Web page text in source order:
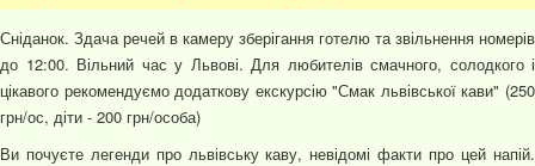
Сніданок. Здача речей в камеру зберігання готелю та звільнення номерів
до 12:00. Вільний час у Львові. Для любителів смачного, солодкого і
цікавого рекомендуємо додаткову екскурсію "Смак львівської кави" (250
грн/ос, діти - 200 грн/особа)
Ви почуєте легенди про львівську каву, невідомі факти про цей напій.